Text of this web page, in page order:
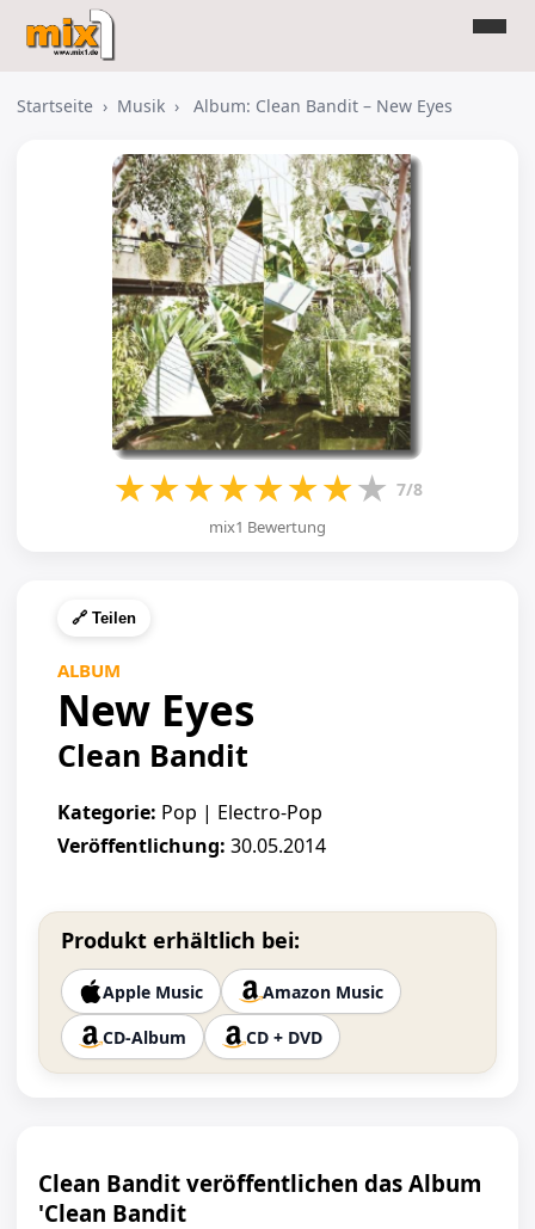
Startseite › Musik › Album: Clean Bandit – New Eyes
★★★★★★★★ 7/8
mix1 Bewertung
🔗 Teilen
ALBUM
New Eyes
Clean Bandit
Kategorie: Pop | Electro-Pop
Veröffentlichung: 30.05.2014
Produkt erhältlich bei:
Apple Music
Amazon Music
CD-Album
CD + DVD
Clean Bandit veröffentlichen das Album
'Clean Bandit